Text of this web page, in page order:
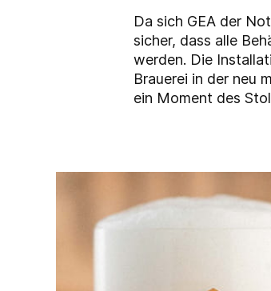
Da sich GEA der
sicher, dass alle
werden. Die
Brauerei in der neu
ein Moment des